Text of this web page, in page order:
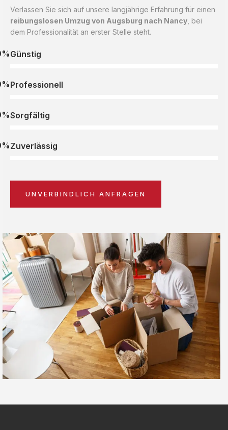
Verlassen Sie sich auf unsere langjährige Erfahrung für einen
reibungslosen Umzug von Augsburg nach Nancy , bei
dem Professionalität an erster Stelle steht.
Günstig
Professionell
Sorgfältig
Zuverlässig
UNVERBINDLICH ANFRAGEN